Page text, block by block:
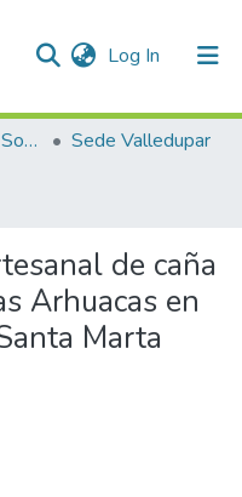
Log In (current)
Extensión Y Proyección Social
Sede Valledupar
de caña
Arhuacas en
Marta